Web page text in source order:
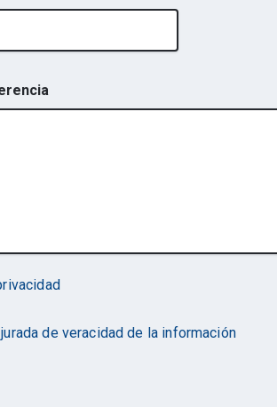
de veracidad de la información